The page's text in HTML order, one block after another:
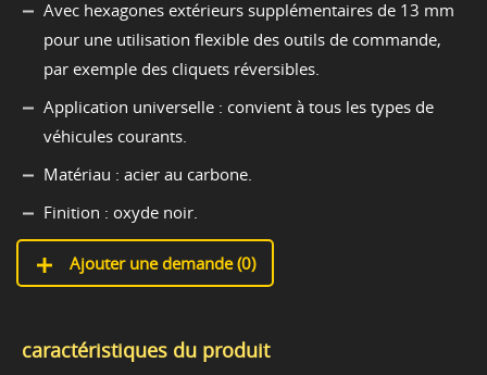
Avec hexagones extérieurs supplémentaires de 13 mm
pour une utilisation flexible des outils de commande,
par exemple des cliquets réversibles.
Application universelle : convient à tous les types de
véhicules courants.
Matériau : acier au carbone.
Finition : oxyde noir.
Ajouter une demande (0)
caractéristiques du produit